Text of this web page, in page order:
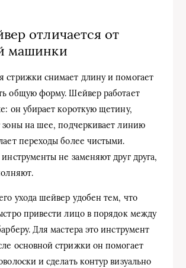
отличается от
машинки
стрижки снимает длину и помогает
общую форму. Шейвер работает
он убирает короткую щетину,
зоны на шее, подчеркивает линию
переходы более чистыми.
не заменяют друг друга,
ухода шейвер удобен тем, что
привести лицо в порядок между
Для мастера это инструмент
основной стрижки он помогает
и сделать контур визуально